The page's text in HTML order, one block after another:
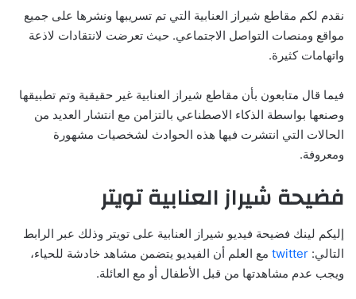
نقدم لكم مقاطع شيراز العنابية التي تم تسريبها ونشرها على جميع
مواقع ومنصات التواصل الاجتماعي. حيث تعرضت لانتقادات لاذعة
واتهامات كثيرة.
فيما قال متابعون بأن مقاطع شيراز العنابية غير حقيقية وتم تطبيقها
وصنعها بواسطة الذكاء الاصطناعي بالتزامن مع انتشار العديد من
الحالات التي انتشرت فيها هذه الحوادث لشخصيات مشهورة
ومعروفة.
فضيحة شيراز العنابية تويتر
إليكم لينك فضيحة فيديو شيراز العنابية على تويتر وذلك عبر الرابط
التالي: twitter مع العلم أن الفيديو يتضمن مشاهد خادشة للحياء،
ويجب عدم مشاهدتها من قبل الأطفال أو مع العائلة.